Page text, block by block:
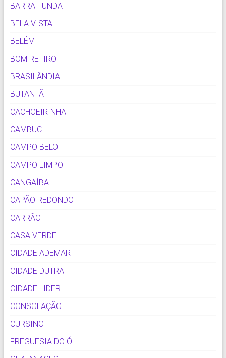
BARRA FUNDA
BELA VISTA
BELÉM
BOM RETIRO
BRASILÂNDIA
BUTANTÃ
CACHOEIRINHA
CAMBUCI
CAMPO BELO
CAMPO LIMPO
CANGAÍBA
CAPÃO REDONDO
CARRÃO
CASA VERDE
CIDADE ADEMAR
CIDADE DUTRA
CIDADE LIDER
CONSOLAÇÃO
CURSINO
FREGUESIA DO Ó